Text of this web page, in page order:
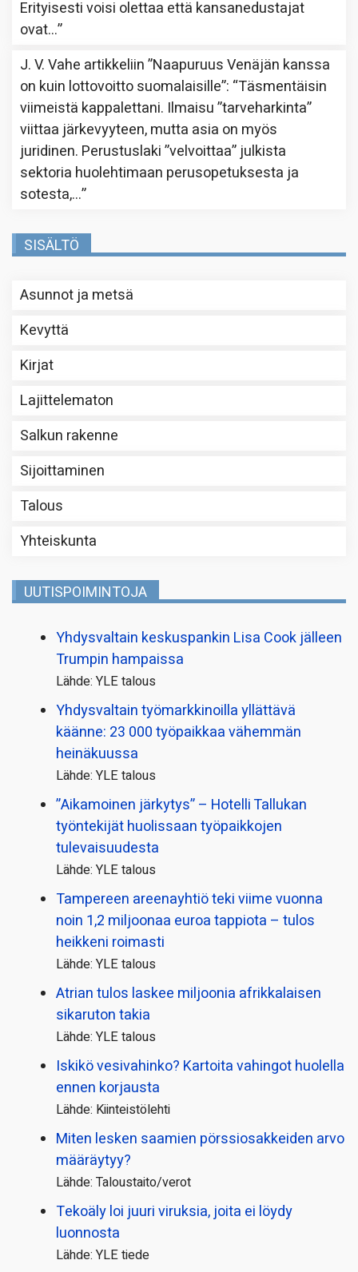
Erityisesti voisi olettaa että kansanedustajat
ovat…”
J. V. Vahe artikkeliin”Naapuruus Venäjän kanssa
on kuin lottovoitto suomalaisille”: “Täsmentäisin
viimeistä kappalettani. Ilmaisu ”tarveharkinta”
viittaa järkevyyteen, mutta asia on myös
juridinen. Perustuslaki ”velvoittaa” julkista
sektoria huolehtimaan perusopetuksesta ja
sotesta,…”
SISÄLTÖ
Asunnot ja metsä
Kevyttä
Kirjat
Lajittelematon
Salkun rakenne
Sijoittaminen
Talous
Yhteiskunta
UUTISPOIMINTOJA
Yhdysvaltain keskuspankin Lisa Cook jälleen
Trumpin hampaissa
Lähde: YLE talous
Yhdysvaltain työmarkkinoilla yllättävä
käänne: 23 000 työpaikkaa vähemmän
heinäkuussa
Lähde: YLE talous
”Aikamoinen järkytys” – Hotelli Tallukan
työntekijät huolissaan työpaikkojen
tulevaisuudesta
Lähde: YLE talous
Tampereen areenayhtiö teki viime vuonna
noin 1,2 miljoonaa euroa tappiota – tulos
heikkeni roimasti
Lähde: YLE talous
Atrian tulos laskee miljoonia afrikkalaisen
sikaruton takia
Lähde: YLE talous
Iskikö vesivahinko? Kartoita vahingot huolella
ennen korjausta
Lähde: Kiinteistölehti
Miten lesken saamien pörssi­osakkeiden arvo
määräytyy?
Lähde: Taloustaito/verot
Tekoäly loi juuri viruksia, joita ei löydy
luonnosta
Lähde: YLE tiede